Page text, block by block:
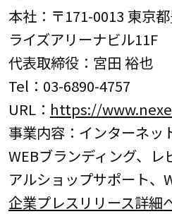
本社：〒171-0013 東京
ライズアリーナビル11F
代表取締役：宮田 裕也
Tel：03-6890-4757
URL： https://
事業内容：インターネッ
WEBブランディング、レ
アルショップサポート、
企業プレスリリース詳細